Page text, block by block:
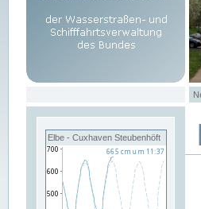
Elbe - Cuxhaven Steubenhöft